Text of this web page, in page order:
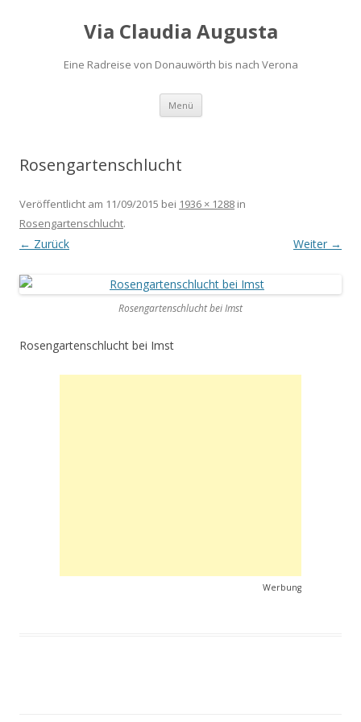
Via Claudia Augusta
Eine Radreise von Donauwörth bis nach Verona
Menü Zum
springen
Rosengartenschlucht
Veröffentlicht am 11/09/2015 bei 1936 × 1288 in
Rosengartenschlucht.
← Zurück Weiter →
Rosengartenschlucht bei Imst
Rosengartenschlucht bei Imst
Werbung